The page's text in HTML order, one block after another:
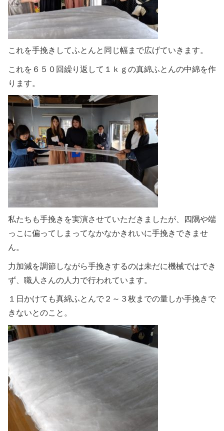
これを手挽きしてふとんと同じ幅まで広げていきます。
これを６５０回繰り返して１ｋｇの真綿ふとんの中綿を作
ります。
私たちも手挽きを実演させていただきましたが、四隅や端
っこに偏ってしまってなかなかきれいに手挽きできませ
ん。
力加減を調節しながら手挽きするのは未だに機械ではでき
ず、職人さんの人力で行われています。
１日かけても真綿ふとんで２～３枚までの量しか手挽きで
きないとのこと。